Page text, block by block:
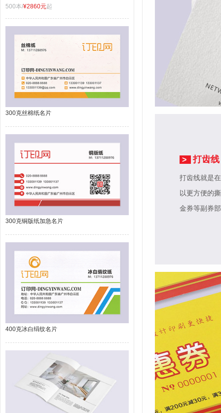
500本/¥2860元起
300克丝棉纸名片
300克铜版纸加急名片
400克冰白绢纹名片
> 打齿线
打齿线就是
以更方便的
金券等副券